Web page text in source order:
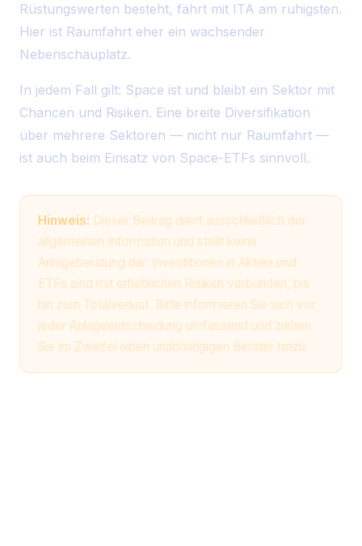
Rüstungswerten besteht, fährt mit ITA am ruhigsten.
Hier ist Raumfahrt eher ein wachsender
Nebenschauplatz.
In jedem Fall gilt: Space ist und bleibt ein Sektor mit
Chancen und Risiken. Eine breite Diversifikation
über mehrere Sektoren — nicht nur Raumfahrt —
ist auch beim Einsatz von Space-ETFs sinnvoll.
Hinweis: Dieser Beitrag dient ausschließlich der
allgemeinen Information und stellt keine
Anlageberatung dar. Investitionen in Aktien und
ETFs sind mit erheblichen Risiken verbunden, bis
hin zum Totalverlust. Bitte informieren Sie sich vor
jeder Anlageentscheidung umfassend und ziehen
Sie im Zweifel einen unabhängigen Berater hinzu.